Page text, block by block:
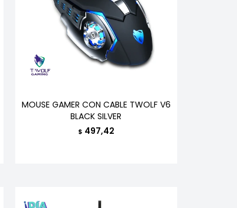
MOUSE GAMER CON CABLE TWOLF V6
BLACK SILVER
$ 497,42